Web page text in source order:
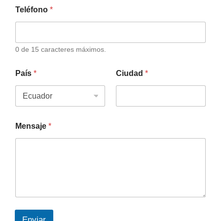
Teléfono *
0 de 15 caracteres máximos.
País * Ciudad *
Mensaje *